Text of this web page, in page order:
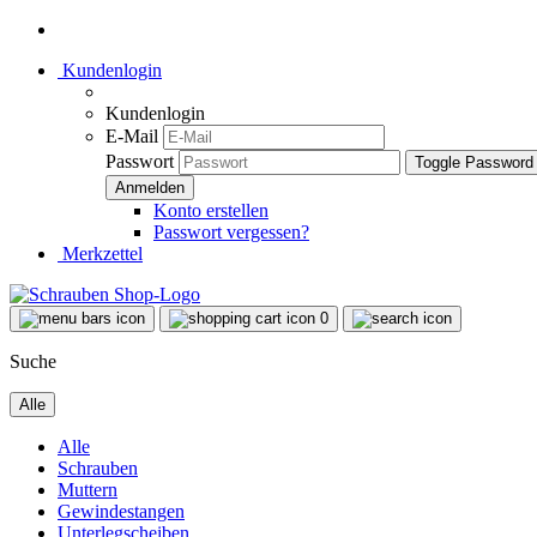
Kundenlogin
Kundenlogin
E-Mail
Passwort
Toggle
Konto erstellen
Passwort vergessen?
Merkzettel
0
Suche
Alle
Alle
Schrauben
Muttern
Gewindestangen
Unterlegscheiben